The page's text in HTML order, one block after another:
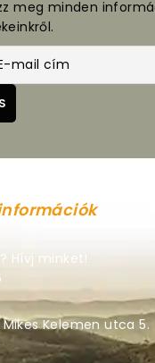
meg minden
Hívj minket!
Mikes Kelemen utca 5.